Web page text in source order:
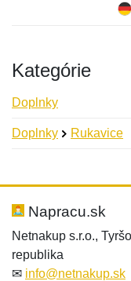
Kategórie
Doplnky
Doplnky Rukavice
Hodnotenie:
Meno:*
Meno:
E-mail:*
Napracu.sk
Netnakup s.r.o.,
republika
✉ info@netnakup.sk